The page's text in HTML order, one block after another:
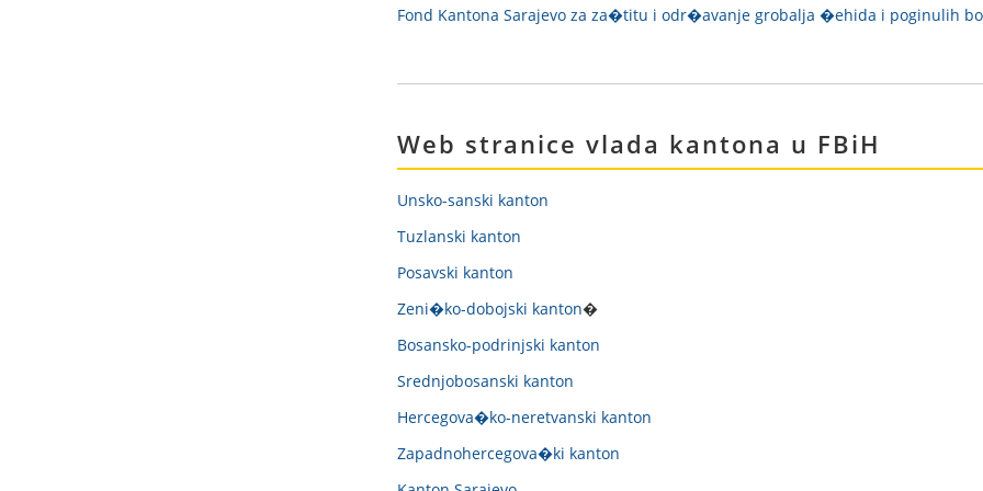
Fond Kantona Sarajevo za za�titu i odr�avanje grobalja �ehida i poginulih
Web stranice vlada kantona u FBiH
Unsko-sanski kanton
Tuzlanski kanton
Posavski kanton
Zeni�ko-dobojski kanton�
Bosansko-podrinjski kanton
Srednjobosanski kanton
Hercegova�ko-neretvanski kanton
Zapadnohercegova�ki kanton